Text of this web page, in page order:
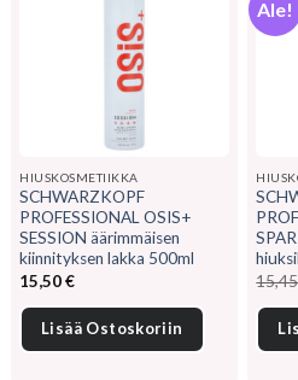
HIUSKOSMETIIKKA
SCHWARZKOPF
PROFESSIONAL OSIS+
SESSION äärimmäisen
kiinnityksen lakka 500ml
15,50€
Lisää Ostoskoriin
Ale!